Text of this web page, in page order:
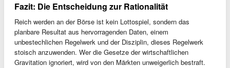
Fazit: Die Entscheidung zur Rationalität
Reich werden an der Börse ist kein Lottospiel, sondern das
planbare Resultat aus hervorragenden Daten, einem
unbestechlichen Regelwerk und der Disziplin, dieses Regelwerk
stoisch anzuwenden. Wer die Gesetze der wirtschaftlichen
Gravitation ignoriert, wird von den Märkten unweigerlich bestraft.